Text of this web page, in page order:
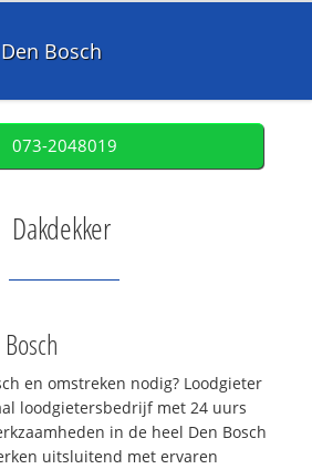
Bosch
073-2048019
Dakdekker
en omstreken nodig? Loodgieter
loodgietersbedrijf met 24 uurs
in de heel Den Bosch
uitsluitend met ervaren